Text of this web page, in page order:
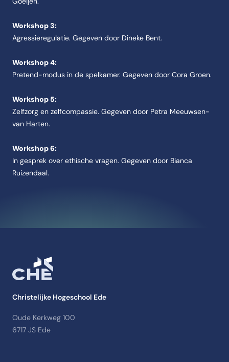
Workshop 3:
Agressieregulatie. Gegeven door Dineke Bent.
Workshop 4:
Pretend-modus in de spelkamer. Gegeven door Cora Groen.
Workshop 5:
Zelfzorg en zelfcompassie. Gegeven door Petra Meeuwsen-
van Harten.
Workshop 6:
In gesprek over ethische vragen. Gegeven door Bianca
Ruizendaal.
Christelijke Hogeschool Ede
Oude Kerkweg 100
6717 JS Ede